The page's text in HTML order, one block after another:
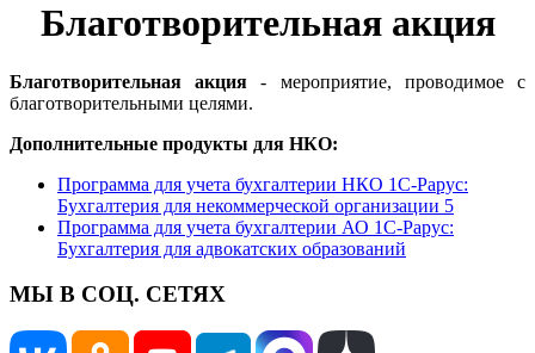
Благотворительная акция
Благотворительная акция- мероприятие, проводимое с
благотворительными целями.
Дополнительные продукты для НКО:
Программа для учета бухгалтерии НКО 1С-Рарус:
Бухгалтерия для некоммерческой организации 5
Программа для учета бухгалтерии АО 1С-Рарус:
Бухгалтерия для адвокатских образований
МЫ В СОЦ. СЕТЯХ